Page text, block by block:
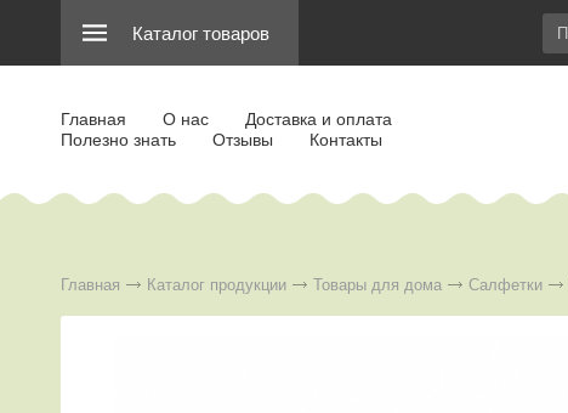
Каталог товаров
Главная О нас
Доставка и оплата
Полезно знать
Отзывы Контакты
Главная Каталог продукции Товары для дома Салфетки